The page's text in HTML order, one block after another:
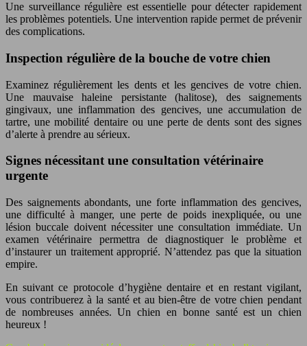
Une surveillance régulière est essentielle pour détecter rapidement
les problèmes potentiels. Une intervention rapide permet de prévenir
des complications.
Inspection régulière de la bouche de votre chien
Examinez régulièrement les dents et les gencives de votre chien.
Une mauvaise haleine persistante (halitose), des saignements
gingivaux, une inflammation des gencives, une accumulation de
tartre, une mobilité dentaire ou une perte de dents sont des signes
d’alerte à prendre au sérieux.
Signes nécessitant une consultation vétérinaire
urgente
Des saignements abondants, une forte inflammation des gencives,
une difficulté à manger, une perte de poids inexpliquée, ou une
lésion buccale doivent nécessiter une consultation immédiate. Un
examen vétérinaire permettra de diagnostiquer le problème et
d’instaurer un traitement approprié. N’attendez pas que la situation
empire.
En suivant ce protocole d’hygiène dentaire et en restant vigilant,
vous contribuerez à la santé et au bien-être de votre chien pendant
de nombreuses années. Un chien en bonne santé est un chien
heureux !